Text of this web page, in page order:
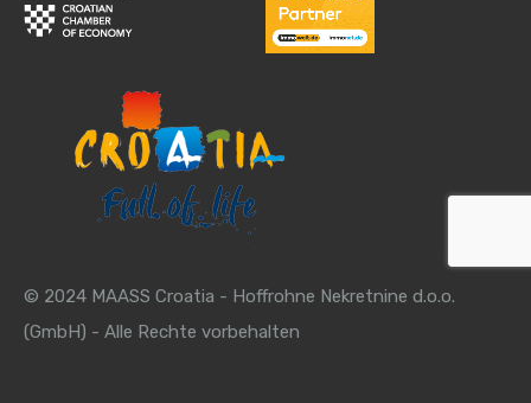
© 2024 MAASS Croatia - Hoffrohne Nekretnine d.o.o.
(GmbH) - Alle Rechte vorbehalten